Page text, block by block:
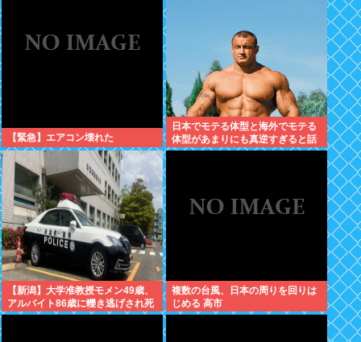
【緊急】エアコン壊れた
日本でモテる体型と海外でモテる
体型があまりにも真逆すぎると話
題に。何故日本人はヒョロガリを
【新潟】大学准教授モメン49歳、
アルバイト86歳に轢き逃げされ死
亡
複数の台風、日本の周りを回りは
じめる 高市